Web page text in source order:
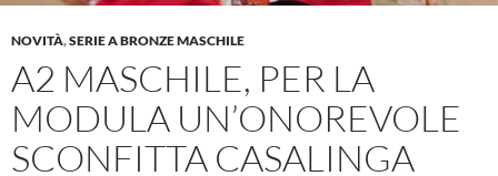
NOVITÀ,SERIE A BRONZE MASCHILE
A2 MASCHILE, PER LA
MODULA UN’ONOREVOLE
SCONFITTA CASALINGA